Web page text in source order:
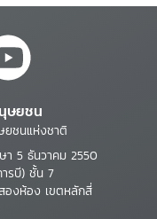
ษยชน
ยชนแห่งชาติ
า 5 ธันวาคม 2550
รบี) ชั้น 7
องห้อง เขตหลักสี่